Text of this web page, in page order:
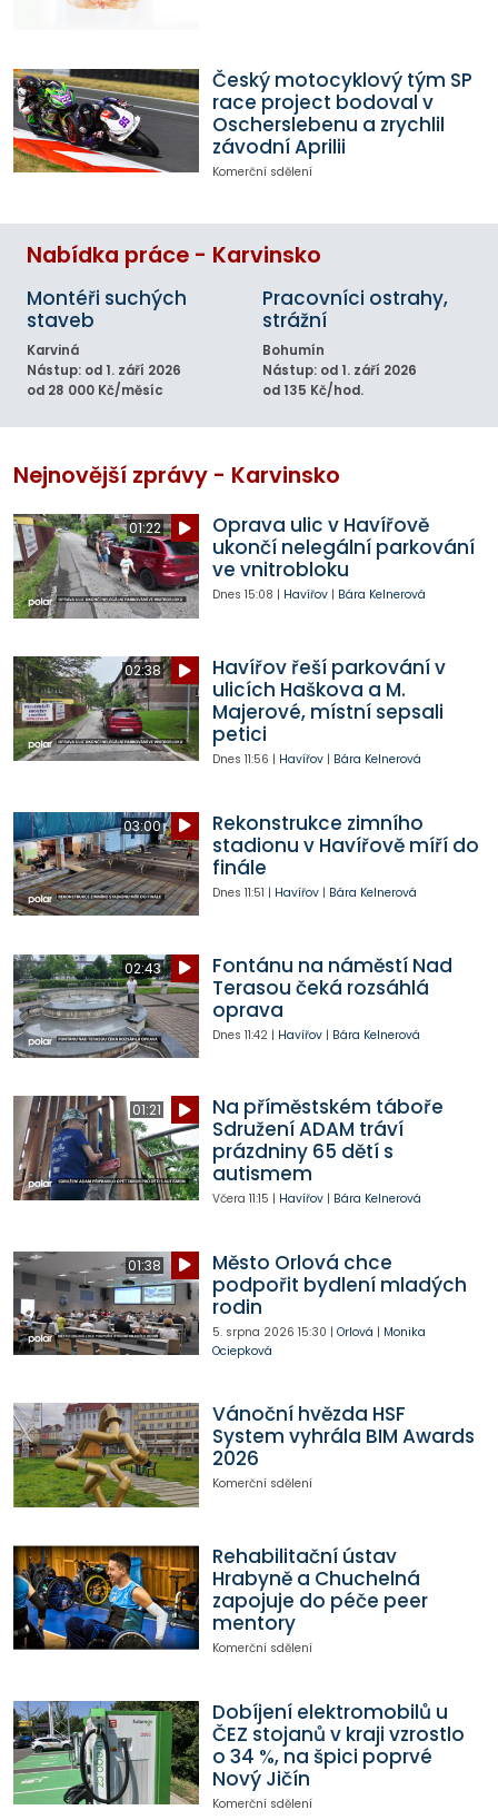
Český motocyklový tým SP
race project bodoval v
Oscherslebenu a zrychlil
závodní Aprilii
Komerční sdělení
Nabídka práce - Karvinsko
Montéři suchých
staveb
Karviná
Nástup: od 1. září 2026
od 28 000 Kč/měsíc
Pracovníci ostrahy,
strážní
Bohumín
Nástup: od 1. září 2026
od 135 Kč/hod.
Nejnovější zprávy - Karvinsko
01:22
Oprava ulic v Havířově
ukončí nelegální parkování
ve vnitrobloku
Dnes 15:08 | Havířov| Bára Kelnerová
02:38
Havířov řeší parkování v
ulicích Haškova a M.
Majerové, místní sepsali
petici
Dnes 11:56 | Havířov| Bára Kelnerová
03:00
Rekonstrukce zimního
stadionu v Havířově míří do
finále
Dnes 11:51 | Havířov| Bára Kelnerová
02:43
Fontánu na náměstí Nad
Terasou čeká rozsáhlá
oprava
Dnes 11:42| Havířov| Bára Kelnerová
01:21
Na příměstském táboře
Sdružení ADAM tráví
prázdniny 65 dětí s
autismem
Včera 11:15 | Havířov| Bára Kelnerová
01:38
Město Orlová chce
podpořit bydlení mladých
rodin
5. srpna 2026 15:30 | Orlová | Monika
Ociepková
Vánoční hvězda HSF
System vyhrála BIM Awards
2026
Komerční sdělení
Rehabilitační ústav
Hrabyně a Chuchelná
zapojuje do péče peer
mentory
Komerční sdělení
Dobíjení elektromobilů u
ČEZ stojanů v kraji vzrostlo
o 34 %, na špici poprvé
Nový Jičín
Komerční sdělení